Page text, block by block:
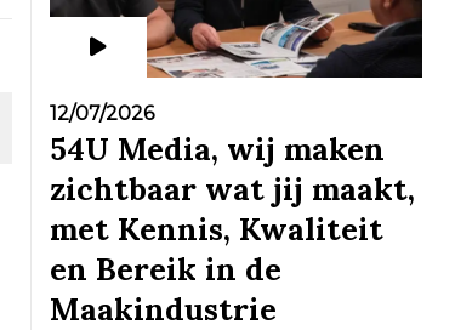
12/07/2026
54U Media, wij maken
zichtbaar wat jij maakt,
met Kennis, Kwaliteit
en Bereik in de
Maakindustrie